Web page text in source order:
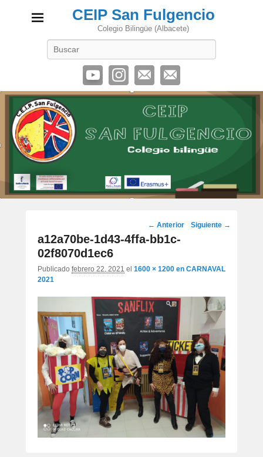
CEIP San Fulgencio
Colegio Bilingüe (Albacete)
Navegación
de
← Anterior Siguiente →
a12a70be-1d43-4ffa-bb1c-
02f8070d1ec6
Publicado febrero 22, 2021 el 1600 × 1200 en CARNAVAL
2021